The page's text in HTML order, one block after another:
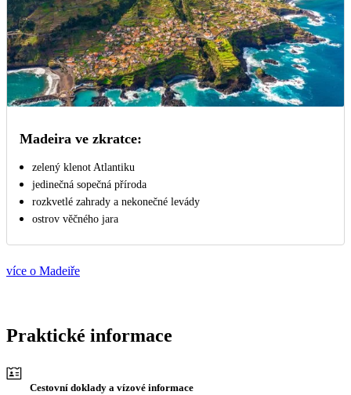
Madeira ve zkratce:
zelený klenot Atlantiku
jedinečná sopečná příroda
rozkvetlé zahrady a nekonečné levády
ostrov věčného jara
více o Madeiře
Praktické informace
Cestovní doklady a vízové informace